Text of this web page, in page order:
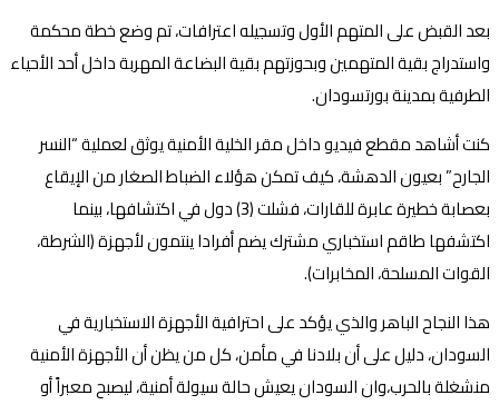
بعد القبض على المتهم الأول وتسجيله اعترافات، تم وضع خطة محكمة
واستدراج بقية المتهمين وبحوزتهم بقية البضاعة المهربة داخل أحد الأحياء
الطرفية بمدينة بورتسودان.
كنت أشاهد مقطع فيديو داخل مقر الخلية الأمنية يوثق لعملية “النسر
الجارح” بعيون الدهشة، كيف تمكن هؤلاء الضباط الصغار من الإيقاع
بعصابة خطيرة عابرة للقارات، فشلت (3) دول في اكتشافها، بينما
اكتشفها طاقم استخباري مشترك يضم أفرادا ينتمون لأجهزة (الشرطة،
القوات المسلحة، المخابرات).
هذا النجاح الباهر والذي يؤكد على احترافية الأجهزة الاستخبارية في
السودان، دليل على أن بلادنا في مأمن، كل من يظن أن الأجهزة الأمنية
منشغلة بالحرب،وان السودان يعيش حالة سيولة أمنية، ليصبح معبراً أو